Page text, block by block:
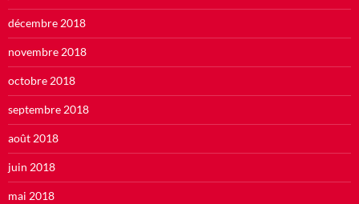
décembre 2018
novembre 2018
octobre 2018
septembre 2018
août 2018
juin 2018
mai 2018